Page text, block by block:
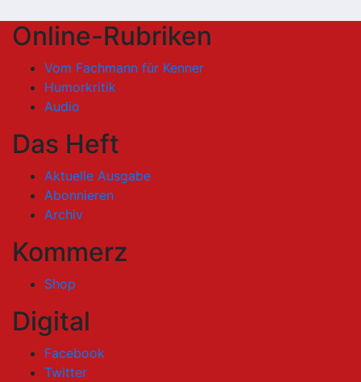
Online-Rubriken
Vom Fachmann für Kenner
Humorkritik
Audio
Das Heft
Aktuelle Ausgabe
Abonnieren
Archiv
Kommerz
Shop
Digital
Facebook
Twitter